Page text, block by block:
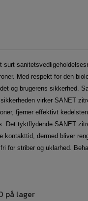
surt
Med respekt for den
og brugerens sikkerhed.
virker SANET
fjerner effektivt
Det tyktflydende SANET
kontakttid, dermed bliver
for striber og uklarhed.
på lager